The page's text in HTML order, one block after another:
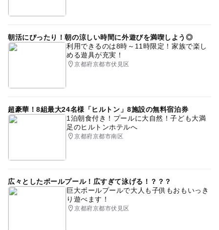
朝活にぴったり！朝の涼しい時間に外遊びを満喫しよう◎
利用できるのは8時～11時限定！家族で楽し
める遊具が充実！
京都府京都市伏見区
超豪華！8組最大24名様「ヒルトン」8施設の無料宿泊券
1泊朝食付き！プールに大自然！子ども大満
足のヒルトンホテルへ
京都府京都市南区
広々としたボールプール！広すぎて泳げる！？？？
巨大ボールプールで大人も子供もおもいっき
り遊べます！
京都府京都市伏見区